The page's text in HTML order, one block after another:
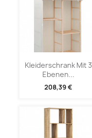
Kleiderschrank Mit 3
Ebenen...
208,39 €